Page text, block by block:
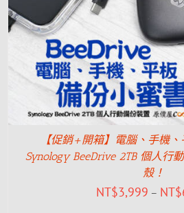
【促銷+開箱】電腦、手機
Synology BeeDrive 2TB 個人行
殼！
NT$3,999 – NT$